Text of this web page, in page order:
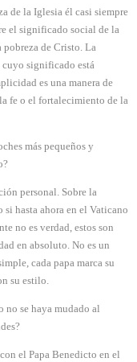
de la Iglesia él casi siempre
el significado social de la
pobreza de Cristo. La
cuyo significado está
es una manera de
fe o el fortalecimiento de la
más pequeños y
personal. Sobre la
hasta ahora en el Vaticano
no es verdad, estos son
en absoluto. No es un
cada papa marca su
su estilo.
no se haya mudado al
el Papa Benedicto en el